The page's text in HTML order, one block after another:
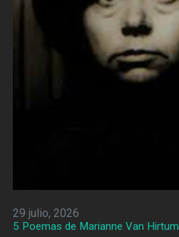
29 julio, 2026
5 Poemas de Marianne Van Hirtum